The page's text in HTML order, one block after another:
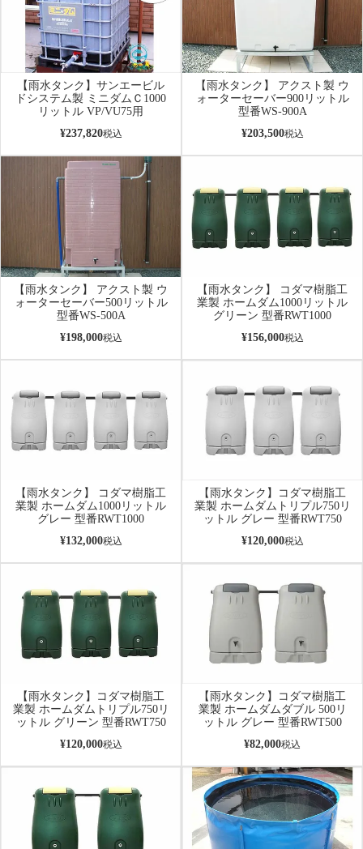
【雨水タンク】サンエービル
ドシステム製 ミニダムＣ1000
リットル VP/VU75用
¥237,820税込
【雨水タンク】 アクスト製 ウ
ォーターセーバー900リットル
型番WS-900A
¥203,500税込
【雨水タンク】 アクスト製 ウ
ォーターセーバー500リットル
型番WS-500A
¥198,000税込
【雨水タンク】 コダマ樹脂工
業製 ホームダム1000リットル
グリーン 型番RWT1000
¥156,000税込
【雨水タンク】 コダマ樹脂工
業製 ホームダム1000リットル
グレー 型番RWT1000
¥132,000税込
【雨水タンク】コダマ樹脂工
業製 ホームダムトリプル750リ
ットル グレー 型番RWT750
¥120,000税込
【雨水タンク】コダマ樹脂工
業製 ホームダムトリプル750リ
ットル グリーン 型番RWT750
¥120,000税込
【雨水タンク】コダマ樹脂工
業製 ホームダムダブル 500リ
ットル グレー 型番RWT500
¥82,000税込